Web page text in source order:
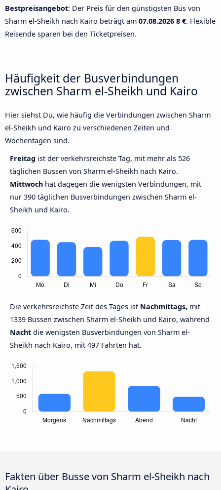
Bestpreisangebot: Der Preis für den günstigsten Bus von
Sharm el-Sheikh nach Kairo beträgt am 07.08.2026 8 €. Flexible
Reisende sparen bei den Ticketpreisen.
Häufigkeit der Busverbindungen
zwischen Sharm el-Sheikh und Kairo
Hier siehst Du, wie häufig die Verbindungen zwischen Sharm
el-Sheikh und Kairo zu verschiedenen Zeiten und
Wochentagen sind.
Freitag ist der verkehrsreichste Tag, mit mehr als 526
täglichen Bussen von Sharm el-Sheikh nach Kairo.
Mittwoch hat dagegen die wenigsten Verbindungen, mit
nur 390 täglichen Busverbindungen zwischen Sharm el-
Sheikh und Kairo.
Die verkehrsreichste Zeit des Tages ist Nachmittags, mit
1339 Bussen zwischen Sharm el-Sheikh und Kairo, während
Nacht die wenigsten Busverbindungen von Sharm el-
Sheikh nach Kairo, mit 497 Fahrten hat.
Fakten über Busse von Sharm el-Sheikh nach